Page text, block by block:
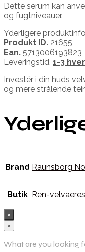
Dette serum kan
og fugtniveauer.
Yderligere
Produkt ID. 21655
Ean. 5713006193823
Leveringstid. 1-3
Investér i din huds
og mere strålende
Brand Raunsborg
Butik Ren-
×
×
What are you looking